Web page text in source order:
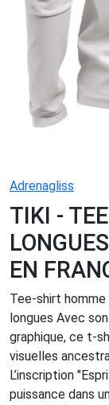
Adrenagliss
TIKI -
EN
Tee-shirt
longues Avec
graphique, ce t-
visuelles
L’inscription
puissance dans